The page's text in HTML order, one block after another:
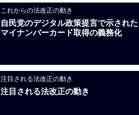
これからの法改正の動き
自民党のデジタル政策提言で示された
マイナンバーカード取得の義務化
注目される法改正の動き
注目される法改正の動き